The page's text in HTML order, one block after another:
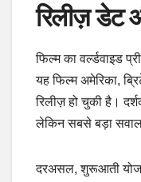
रिलीज़ डेट
फिल्म का वर्ल्डवाइड
यह फिल्म अमेरिका,
रिलीज़ हो चुकी है।
लेकिन सबसे बड़ा सवाल
दरअसल, शुरूआती